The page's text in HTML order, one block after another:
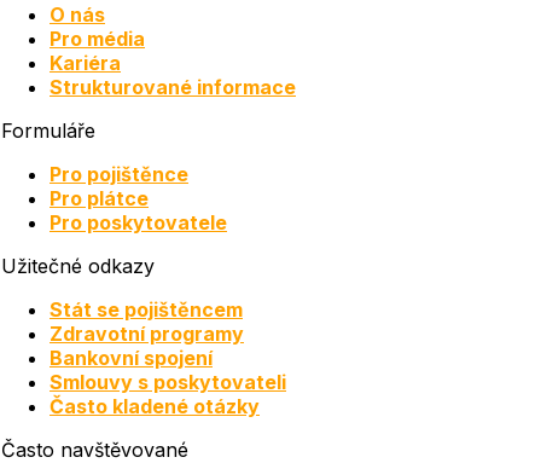
O nás
Pro média
Kariéra
Strukturované informace
Formuláře
Pro pojištěnce
Pro plátce
Pro poskytovatele
Užitečné odkazy
Stát se pojištěncem
Zdravotní programy
Bankovní spojení
Smlouvy s poskytovateli
Často kladené otázky
Často navštěvované